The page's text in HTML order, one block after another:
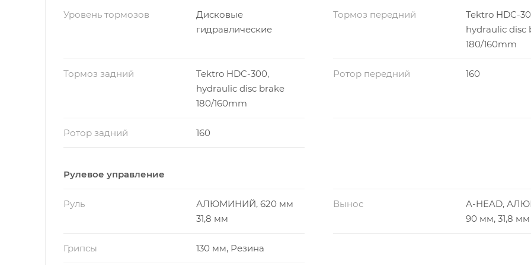
Уровень тормозов
Дисковые
гидравлические
Тормоз передний
Tektro HDC-
hydraulic disc
180/160mm
Тормоз задний
Tektro HDC-300,
hydraulic disc brake
180/160mm
Ротор передний 160
Ротор задний 160
Рулевое управление
Руль
АЛЮМИНИЙ, 620 мм
31,8 мм
Вынос
A-HEAD,
90 мм, 31,8 мм
Грипсы 130 мм, Резина